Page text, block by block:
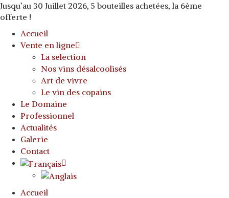
Jusqu’au 30 Juillet 2026, 5 bouteilles achetées, la 6ème
offerte !
Accueil
Vente en ligne
La selection
Nos vins désalcoolisés
Art de vivre
Le vin des copains
Le Domaine
Professionnel
Actualités
Galerie
Contact
Accueil